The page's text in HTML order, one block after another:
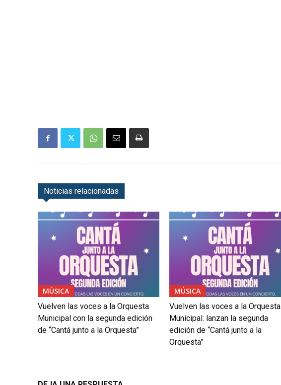
Noticias relacionadas
MÚSICA
Vuelven las voces a la Orquesta
Municipal con la segunda edición
de “Cantá junto a la Orquesta”
MÚSICA
Vuelven las voces a la Orquesta
Municipal: lanzan la segunda
edición de “Cantá junto a la
Orquesta”